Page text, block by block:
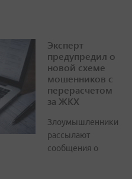
Эксперт
предупредил о
новой схеме
мошенников с
перерасчетом
за ЖКХ
Злоумышленники
рассылают
сообщения о